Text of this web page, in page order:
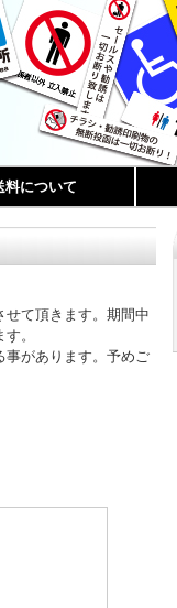
料について
せて頂きます。期間中
。
事があります。予めご